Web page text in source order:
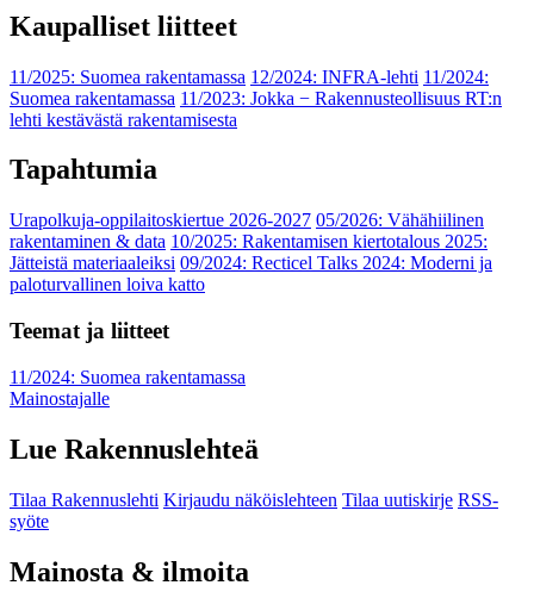
Kaupalliset liitteet
11/2025: Suomea rakentamassa 12/2024: INFRA-lehti 11/2024:
Suomea rakentamassa 11/2023: Jokka − Rakennusteollisuus RT:n
lehti kestävästä rakentamisesta
Tapahtumia
Urapolkuja-oppilaitoskiertue 2026-2027 05/2026: Vähähiilinen
rakentaminen & data 10/2025: Rakentamisen kiertotalous 2025:
Jätteistä materiaaleiksi 09/2024: Recticel Talks 2024: Moderni ja
paloturvallinen loiva katto
Teemat ja liitteet
11/2024: Suomea rakentamassa
Mainostajalle
Lue Rakennuslehteä
Tilaa Rakennuslehti Kirjaudu näköislehteen Tilaa uutiskirje RSS-
syöte
Mainosta & ilmoita